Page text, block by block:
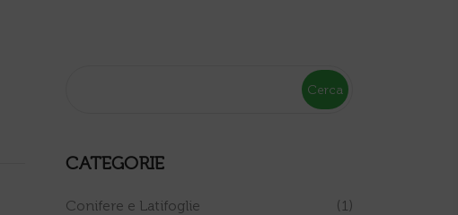
Cerca
CATEGORIE
Conifere e Latifoglie (1)